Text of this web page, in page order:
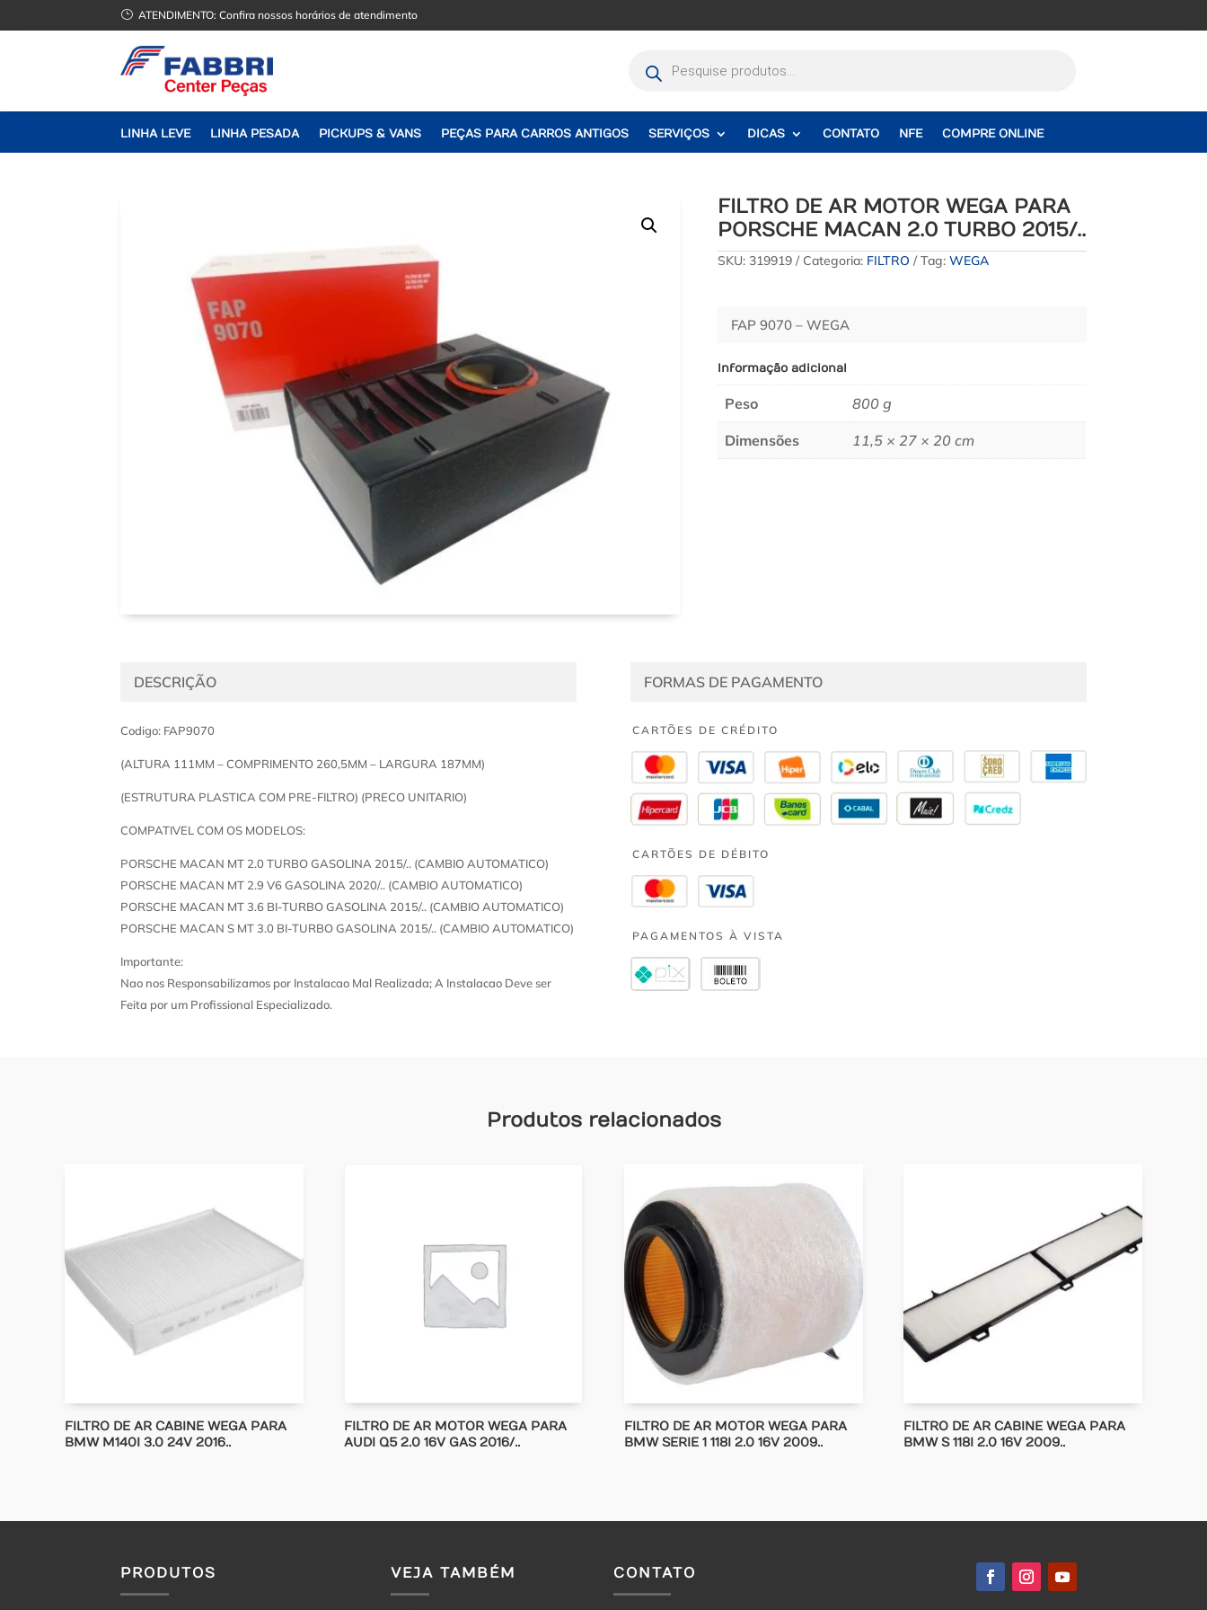
} ATENDIMENTO:Confira nossos horários de atendimento
produtos
LINHA LEVE LINHA PESADA PICKUPS & VANS PEÇAS PARA CARROS ANTIGOS SERVIÇOS DICAS CONTATO NFE COMPRE ONLINE
FILTRO DE AR MOTOR WEGA PARA
PORSCHE MACAN 2.0 TURBO 2015/..
SKU: 319919 Categoria: FILTRO Tag: WEGA
FAP 9070 – WEGA
Informação adicional
Peso 800 g
Dimensões 11,5 × 27 × 20 cm
DESCRIÇÃO
Codigo: FAP9070
(ALTURA 111MM – COMPRIMENTO 260,5MM – LARGURA 187MM)
(ESTRUTURA PLASTICA COM PRE-FILTRO) (PRECO UNITARIO)
COMPATIVEL COM OS MODELOS:
PORSCHE MACAN MT 2.0 TURBO GASOLINA 2015/.. (CAMBIO AUTOMATICO)
PORSCHE MACAN MT 2.9 V6 GASOLINA 2020/.. (CAMBIO AUTOMATICO)
PORSCHE MACAN MT 3.6 BI-TURBO GASOLINA 2015/.. (CAMBIO AUTOMATICO)
PORSCHE MACAN S MT 3.0 BI-TURBO GASOLINA 2015/.. (CAMBIO AUTOMATICO)
Importante:
Nao nos Responsabilizamos por Instalacao Mal Realizada; A Instalacao Deve ser
Feita por um Profissional Especializado.
FORMAS DE PAGAMENTO
CARTÕES DE CRÉDITO
CARTÕES DE DÉBITO
PAGAMENTOS À VISTA
Produtos relacionados
FILTRO DE AR CABINE WEGA PARA
BMW M140I 3.0 24V 2016..
FILTRO DE AR MOTOR WEGA PARA
AUDI Q5 2.0 16V GAS 2016/..
FILTRO DE AR MOTOR WEGA PARA
BMW SERIE 1 118I 2.0 16V 2009..
FILTRO DE AR CABINE WEGA PARA
BMW S 118I 2.0 16V 2009..
PRODUTOS VEJA TAMBÉM CONTATO